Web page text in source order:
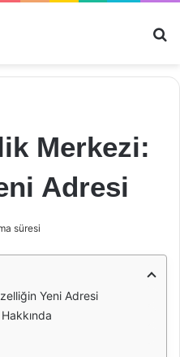
Merkezi:
Adresi
süresi
Yeni Adresi